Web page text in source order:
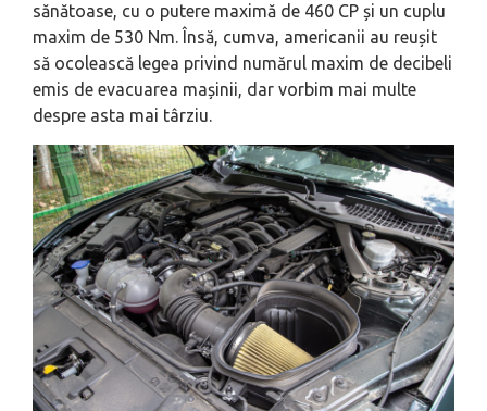
sănătoase, cu o putere maximă de 460 CP și un cuplu
maxim de 530 Nm. Însă, cumva, americanii au reușit
să ocolească legea privind numărul maxim de decibeli
emis de evacuarea mașinii, dar vorbim mai multe
despre asta mai târziu.